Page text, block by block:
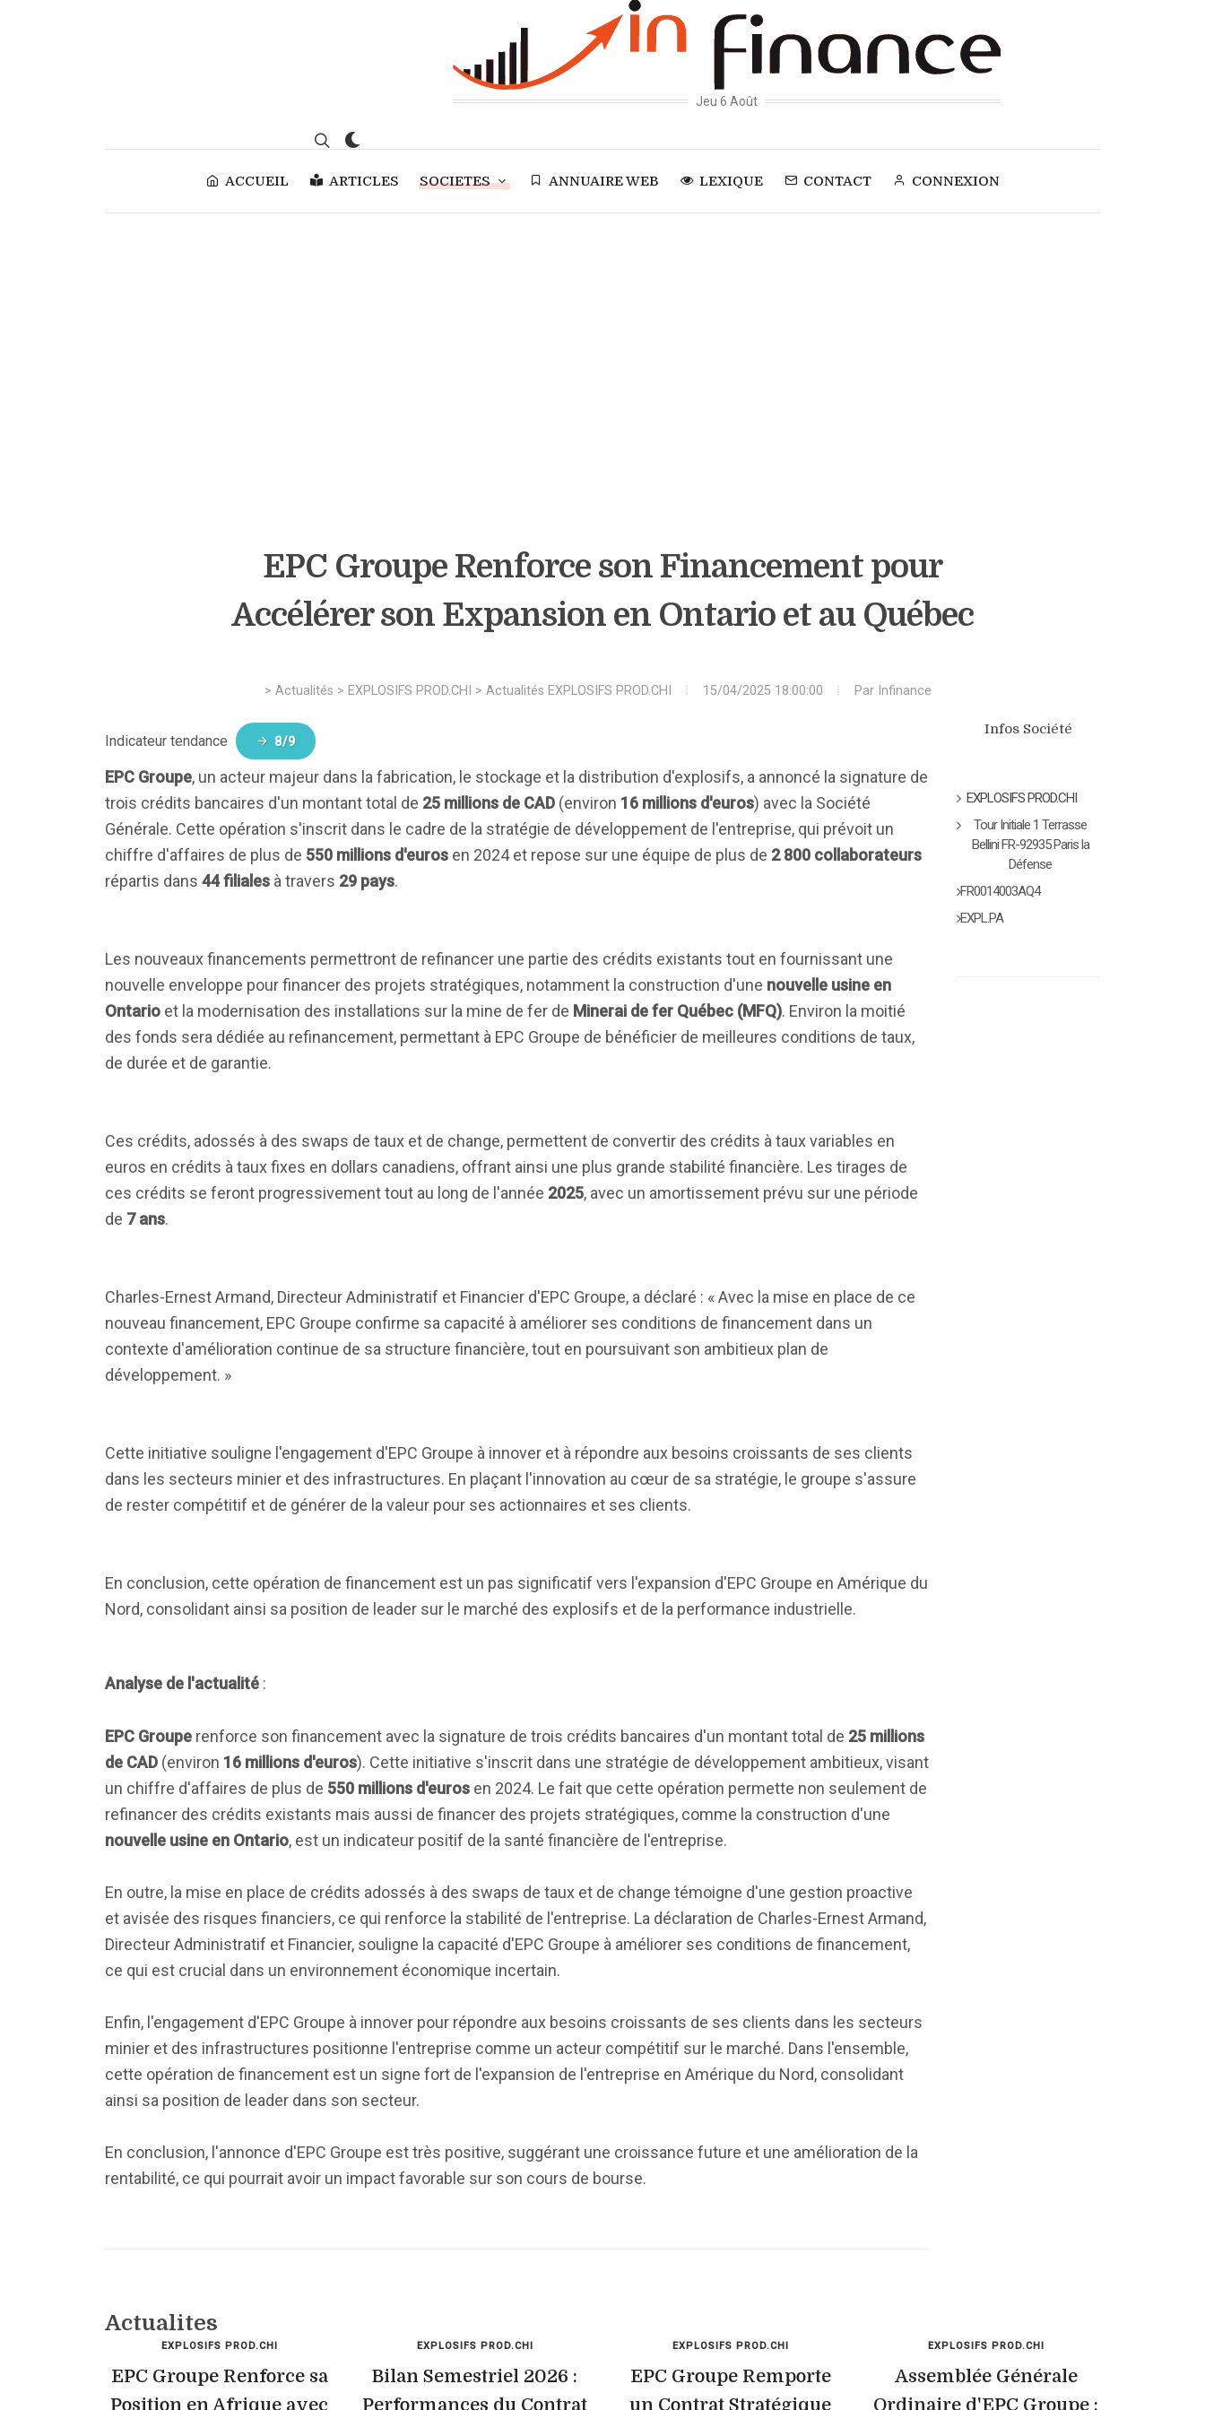
Jeu 6 Août
ACCUEIL ARTICLES SOCIETES ANNUAIRE WEB LEXIQUE CONTACT CONNEXION
EPC Groupe Renforce son Financement pour
Accélérer son Expansion en Ontario et au Québec
> Actualités > EXPLOSIFS PROD.CHI > Actualités EXPLOSIFS PROD.CHI 15/04/2025 18:00:00 Par Infinance
Indicateur tendance 8/9
EPC Groupe, un acteur majeur dans la fabrication, le stockage et la distribution d'explosifs, a annoncé la signature de
trois crédits bancaires d'un montant total de 25 millions de CAD (environ 16 millions d'euros) avec la Société
Générale. Cette opération s'inscrit dans le cadre de la stratégie de développement de l'entreprise, qui prévoit un
chiffre d'affaires de plus de 550 millions d'euros en 2024 et repose sur une équipe de plus de 2 800 collaborateurs
répartis dans 44 filiales à travers 29 pays.
Les nouveaux financements permettront de refinancer une partie des crédits existants tout en fournissant une
nouvelle enveloppe pour financer des projets stratégiques, notamment la construction d'une nouvelle usine en
Ontario et la modernisation des installations sur la mine de fer de Minerai de fer Québec (MFQ). Environ la moitié
des fonds sera dédiée au refinancement, permettant à EPC Groupe de bénéficier de meilleures conditions de taux,
de durée et de garantie.
Ces crédits, adossés à des swaps de taux et de change, permettent de convertir des crédits à taux variables en
euros en crédits à taux fixes en dollars canadiens, offrant ainsi une plus grande stabilité financière. Les tirages de
ces crédits se feront progressivement tout au long de l'année 2025, avec un amortissement prévu sur une période
de 7 ans.
Charles-Ernest Armand, Directeur Administratif et Financier d'EPC Groupe, a déclaré : « Avec la mise en place de ce
nouveau financement, EPC Groupe confirme sa capacité à améliorer ses conditions de financement dans un
contexte d'amélioration continue de sa structure financière, tout en poursuivant son ambitieux plan de
développement. »
Cette initiative souligne l'engagement d'EPC Groupe à innover et à répondre aux besoins croissants de ses clients
dans les secteurs minier et des infrastructures. En plaçant l'innovation au cœur de sa stratégie, le groupe s'assure
de rester compétitif et de générer de la valeur pour ses actionnaires et ses clients.
En conclusion, cette opération de financement est un pas significatif vers l'expansion d'EPC Groupe en Amérique du
Nord, consolidant ainsi sa position de leader sur le marché des explosifs et de la performance industrielle.
Analyse de l'actualité :
EPC Groupe renforce son financement avec la signature de trois crédits bancaires d'un montant total de 25 millions
de CAD (environ 16 millions d'euros). Cette initiative s'inscrit dans une stratégie de développement ambitieux, visant
un chiffre d'affaires de plus de 550 millions d'euros en 2024. Le fait que cette opération permette non seulement de
refinancer des crédits existants mais aussi de financer des projets stratégiques, comme la construction d'une
nouvelle usine en Ontario, est un indicateur positif de la santé financière de l'entreprise.
En outre, la mise en place de crédits adossés à des swaps de taux et de change témoigne d'une gestion proactive
et avisée des risques financiers, ce qui renforce la stabilité de l'entreprise. La déclaration de Charles-Ernest Armand,
Directeur Administratif et Financier, souligne la capacité d'EPC Groupe à améliorer ses conditions de financement,
ce qui est crucial dans un environnement économique incertain.
Enfin, l'engagement d'EPC Groupe à innover pour répondre aux besoins croissants de ses clients dans les secteurs
minier et des infrastructures positionne l'entreprise comme un acteur compétitif sur le marché. Dans l'ensemble,
cette opération de financement est un signe fort de l'expansion de l'entreprise en Amérique du Nord, consolidant
ainsi sa position de leader dans son secteur.
En conclusion, l'annonce d'EPC Groupe est très positive, suggérant une croissance future et une amélioration de la
rentabilité, ce qui pourrait avoir un impact favorable sur son cours de bourse.
Infos Société
EXPLOSIFS PROD.CHI
Tour Initiale 1 Terrasse
Bellini FR-92935 Paris la
Défense
FR0014003AQ4
EXPL.PA
Actualites
EXPLOSIFS PROD.CHI
EPC Groupe Renforce sa
Position en Afrique avec
EXPLOSIFS PROD.CHI
Bilan Semestriel 2026 :
Performances du Contrat
EXPLOSIFS PROD.CHI
EPC Groupe Remporte
un Contrat Stratégique
EXPLOSIFS PROD.CHI
Assemblée Générale
Ordinaire d'EPC Groupe :